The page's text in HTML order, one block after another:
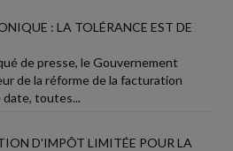
: LA TOLÉRANCE EST DE
de presse, le Gouvernement
de la réforme de la facturation
toutes...
D'IMPÔT LIMITÉE POUR LA